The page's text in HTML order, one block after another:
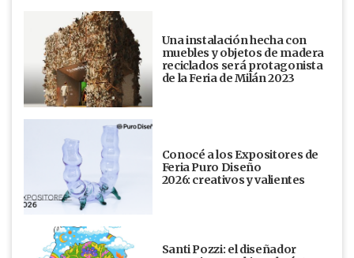
Una instalación hecha con
muebles y objetos de madera
reciclados será protagonista
de la Feria de Milán 2023
Conocé a los Expositores de
Feria Puro Diseño
2026: creativos y valientes
Santi Pozzi: el diseñador